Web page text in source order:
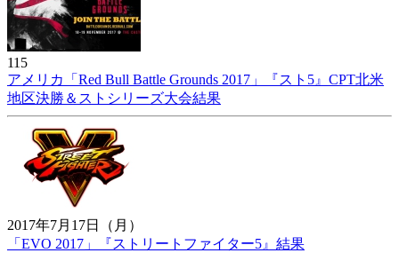
115
アメリカ「Red Bull Battle Grounds 2017」『スト5』CPT北米
地区決勝＆ストシリーズ大会結果
2017年7月17日（月）
「EVO 2017」『ストリートファイター5』結果